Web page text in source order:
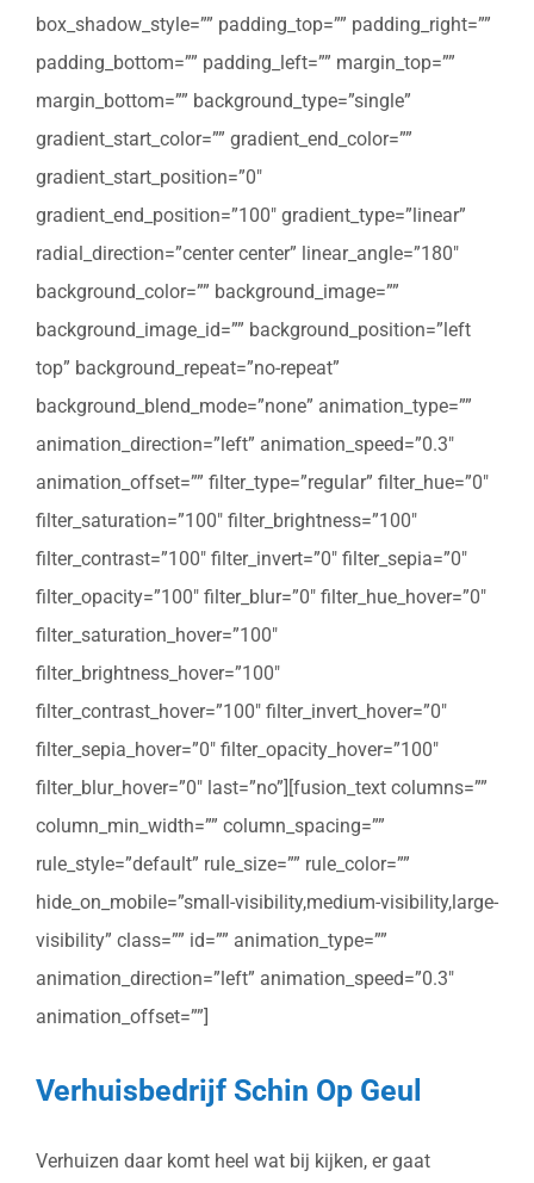
box_shadow_style=”” padding_top=”” padding_right=””
padding_bottom=”” padding_left=”” margin_top=””
margin_bottom=”” background_type=”single”
gradient_start_color=”” gradient_end_color=””
gradient_start_position=”0″
gradient_end_position=”100″ gradient_type=”linear”
radial_direction=”center center” linear_angle=”180″
background_color=”” background_image=””
background_image_id=”” background_position=”left
top” background_repeat=”no-repeat”
background_blend_mode=”none” animation_type=””
animation_direction=”left” animation_speed=”0.3″
animation_offset=”” filter_type=”regular” filter_hue=”0″
filter_saturation=”100″ filter_brightness=”100″
filter_contrast=”100″ filter_invert=”0″ filter_sepia=”0″
filter_opacity=”100″ filter_blur=”0″ filter_hue_hover=”0″
filter_saturation_hover=”100″
filter_brightness_hover=”100″
filter_contrast_hover=”100″ filter_invert_hover=”0″
filter_sepia_hover=”0″ filter_opacity_hover=”100″
filter_blur_hover=”0″ last=”no”][fusion_text columns=””
column_min_width=”” column_spacing=””
rule_style=”default” rule_size=”” rule_color=””
hide_on_mobile=”small-visibility,medium-visibility,large-
visibility” class=”” id=”” animation_type=””
animation_direction=”left” animation_speed=”0.3″
animation_offset=””]
Verhuisbedrijf Schin Op Geul
Verhuizen daar komt heel wat bij kijken, er gaat